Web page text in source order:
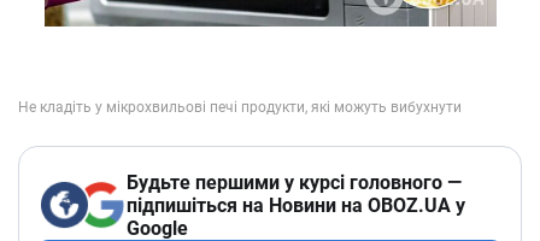
Будьте першими у курсі головного —
підпишіться на Новини на OBOZ.UA у
Google